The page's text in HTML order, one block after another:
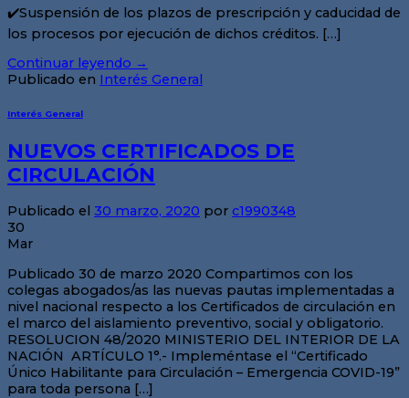
✔️Suspensión de los plazos de prescripción y caducidad de
los procesos por ejecución de dichos créditos. […]
Continuar leyendo →
Publicado en Interés General
Interés General
NUEVOS CERTIFICADOS DE
CIRCULACIÓN
Publicado el 30 marzo, 2020 por c1990348
30
Mar
Publicado 30 de marzo 2020 Compartimos con los
colegas abogados/as las nuevas pautas implementadas a
nivel nacional respecto a los Certificados de circulación en
el marco del aislamiento preventivo, social y obligatorio.
RESOLUCION 48/2020 MINISTERIO DEL INTERIOR DE LA
NACIÓN ARTÍCULO 1°.- Impleméntase el “Certificado
Único Habilitante para Circulación – Emergencia COVID-19”
para toda persona […]